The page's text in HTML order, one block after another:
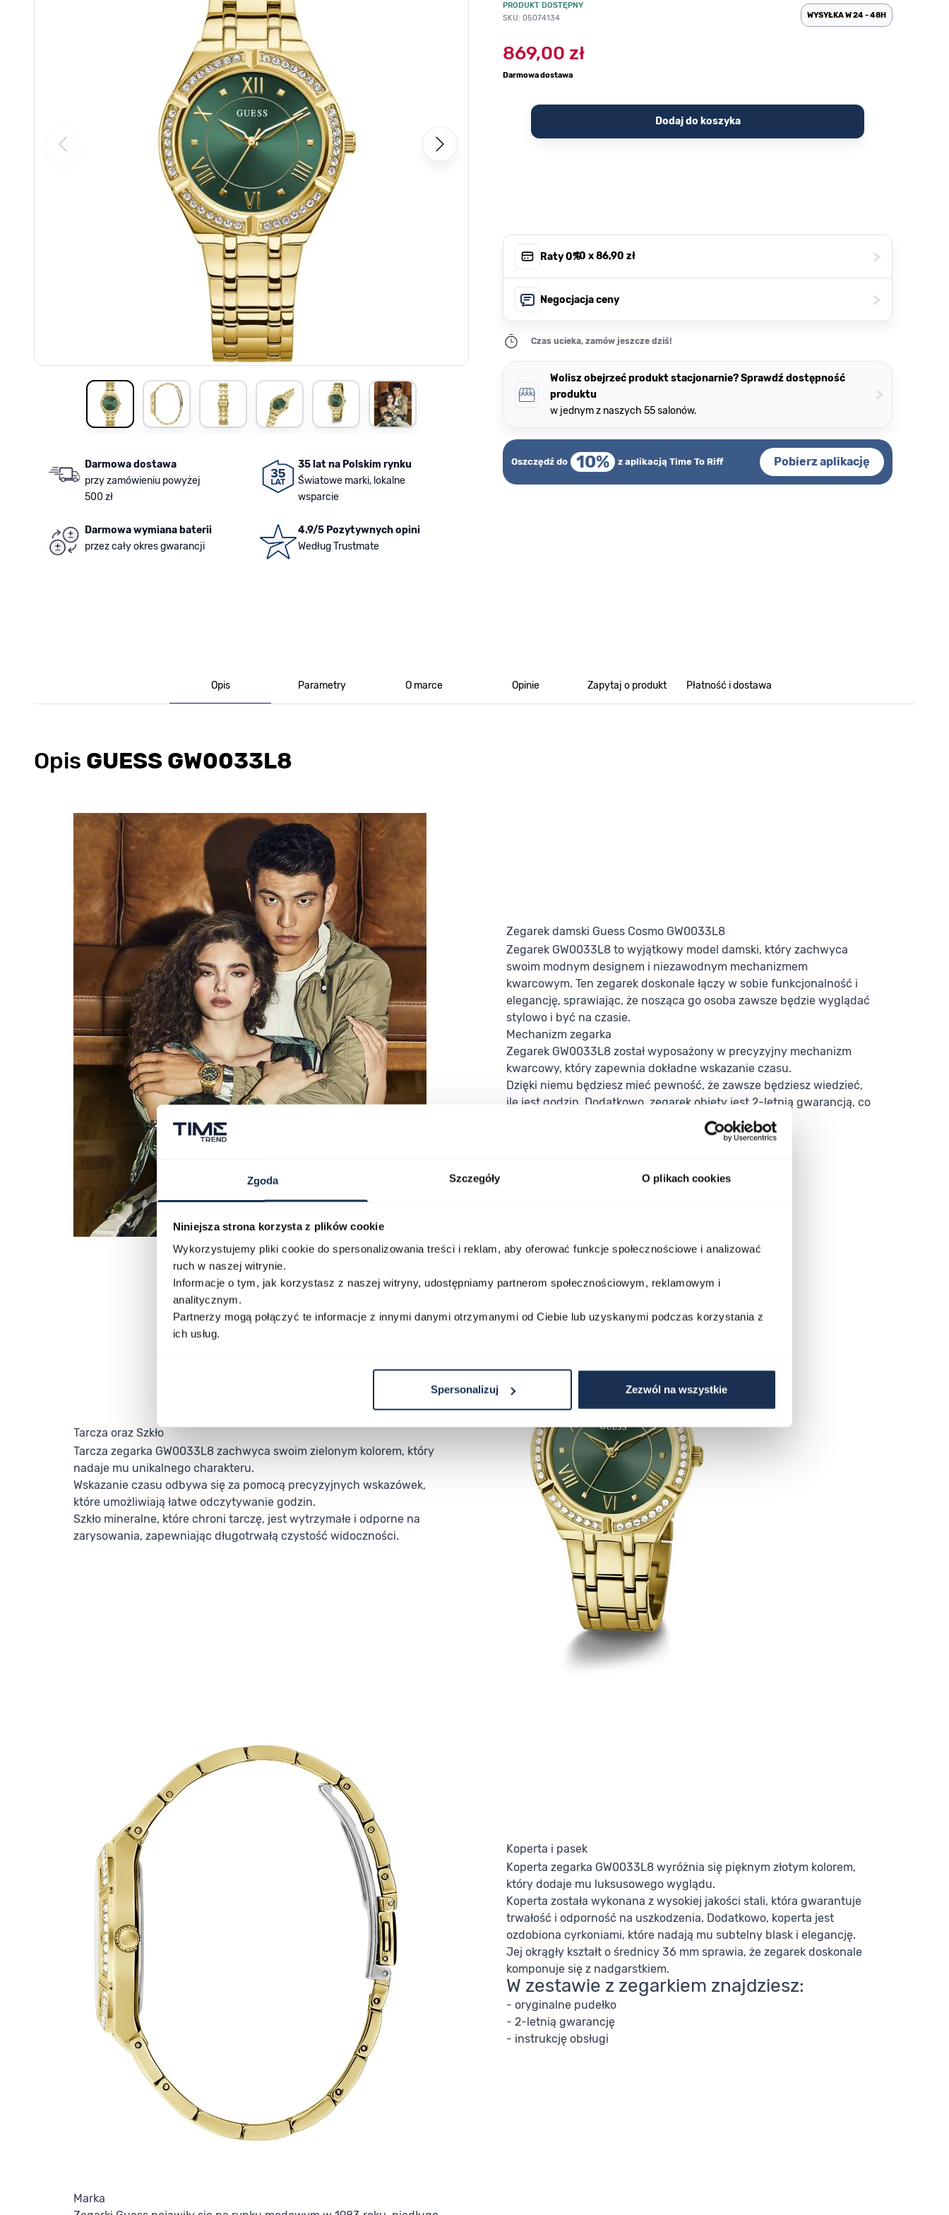
Zgoda Szczegóły O plikach cookies
Niniejsza strona korzysta z plików cookie
Wykorzystujemy pliki cookie do spersonalizowania treści i reklam, aby oferować funkcje społecznościowe i analizować
ruch w naszej witrynie.
Informacje o tym, jak korzystasz z naszej witryny, udostępniamy partnerom społecznościowym, reklamowym i
analitycznym.
Partnerzy mogą połączyć te informacje z innymi danymi otrzymanymi od Ciebie lub uzyskanymi podczas korzystania z
ich usług.
Spersonalizuj Zezwól na wszystkie
View larger imageView larger imageView larger imageView larger imageView larger imageView larger image
Darmowa dostawa
przy zamówieniu powyżej
500 zł
35 lat na Polskim rynku
Światowe marki, lokalne
wsparcie
Darmowa wymiana baterii
przez cały okres gwarancji
4.9/5 Pozytywnych opini
Według Trustmate
PRODUKT DOSTĘPNY
SKU: 05074134
WYSYŁKA W 24 - 48H
869,00 zł
Darmowa dostawa
Dodaj do koszyka
Raty 0%, 10 x86,90 zł >
Negocjacja ceny >
Czas ucieka, zamów jeszcze dziś!
Wolisz obejrzeć produkt stacjonarnie? Sprawdź dostępność
produktu
w jednym z naszych 55 salonów.
>
Oszczędź do 10% z aplikacją Time To Riff Pobierz aplikację
Opis Parametry O marce Opinie Zapytaj o produkt Płatność i dostawa
Opis GUESS GW0033L8
Zegarek damski Guess Cosmo GW0033L8
Zegarek GW0033L8 to wyjątkowy model damski, który zachwyca
swoim modnym designem i niezawodnym mechanizmem
kwarcowym. Ten zegarek doskonale łączy w sobie funkcjonalność i
elegancję, sprawiając, że nosząca go osoba zawsze będzie wyglądać
stylowo i być na czasie.
Mechanizm zegarka
Zegarek GW0033L8 został wyposażony w precyzyjny mechanizm
kwarcowy, który zapewnia dokładne wskazanie czasu.
Dzięki niemu będziesz mieć pewność, że zawsze będziesz wiedzieć,
ile jest godzin. Dodatkowo, zegarek objęty jest 2-letnią gwarancją, co
daje Ci dodatkową pewność i ochronę.
Tarcza oraz Szkło
Tarcza zegarka GW0033L8 zachwyca swoim zielonym kolorem, który
nadaje mu unikalnego charakteru.
Wskazanie czasu odbywa się za pomocą precyzyjnych wskazówek,
które umożliwiają łatwe odczytywanie godzin.
Szkło mineralne, które chroni tarczę, jest wytrzymałe i odporne na
zarysowania, zapewniając długotrwałą czystość widoczności.
Koperta i pasek
Koperta zegarka GW0033L8 wyróżnia się pięknym złotym kolorem,
który dodaje mu luksusowego wyglądu.
Koperta została wykonana z wysokiej jakości stali, która gwarantuje
trwałość i odporność na uszkodzenia. Dodatkowo, koperta jest
ozdobiona cyrkoniami, które nadają mu subtelny blask i elegancję.
Jej okrągły kształt o średnicy 36 mm sprawia, że zegarek doskonale
komponuje się z nadgarstkiem.
W zestawie z zegarkiem znajdziesz:
- oryginalne pudełko
- 2-letnią gwarancję
- instrukcję obsługi
Marka